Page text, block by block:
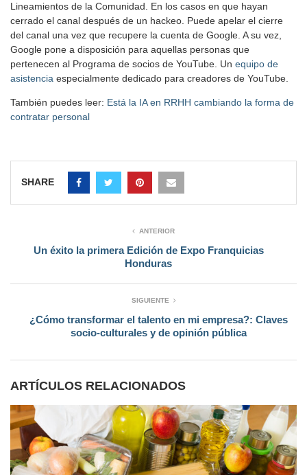
Lineamientos de la Comunidad. En los casos en que hayan
cerrado el canal después de un hackeo. Puede apelar el cierre
del canal una vez que recupere la cuenta de Google. A su vez,
Google pone a disposición para aquellas personas que
pertenecen al Programa de socios de YouTube. Un equipo de
asistencia especialmente dedicado para creadores de YouTube.
También puedes leer: Está la IA en RRHH cambiando la forma de
contratar personal
SHARE
ANTERIOR
Un éxito la primera Edición de Expo Franquicias
Honduras
SIGUIENTE
¿Cómo transformar el talento en mi empresa?: Claves
socio-culturales y de opinión pública
ARTÍCULOS RELACIONADOS